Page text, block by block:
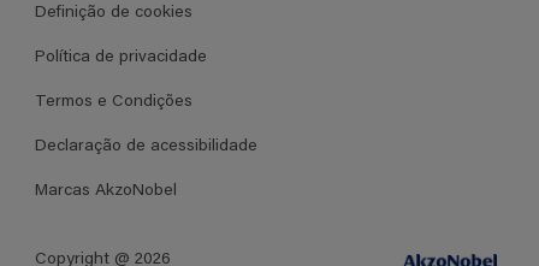
Definição de cookies
Política de privacidade
Termos e Condições
Declaração de acessibilidade
Marcas AkzoNobel
Copyright @ 2026